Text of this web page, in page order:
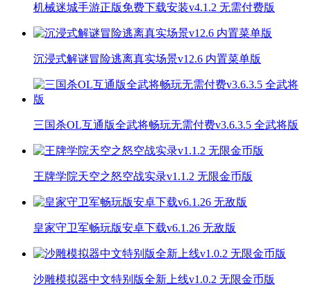
机械迷城手游正版免费下载安装v4.1.2 无需付费版
沉浸式解谜冒险逃离真实场景v12.6 内置菜单版
三国杀OL互通版全武将畅玩无需付费v3.6.3.5 全武将版
王牌学院天空之怒空战实录v1.1.2 无限金币版
皇家守卫军畅玩版安卓下载v6.1.26 无敌版
沙雕模拟器中文特别版全新上线v1.0.2 无限金币版